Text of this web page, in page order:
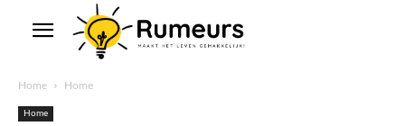
Home Home
Home